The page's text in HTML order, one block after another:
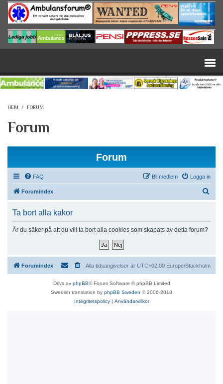
Hoppa till huvudinnehåll
HEM / FORUM
Forum